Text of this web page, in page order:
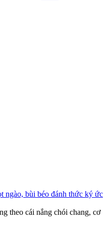
ngào, bùi béo đánh thức ký ức
theo cái nắng chói chang, cơ